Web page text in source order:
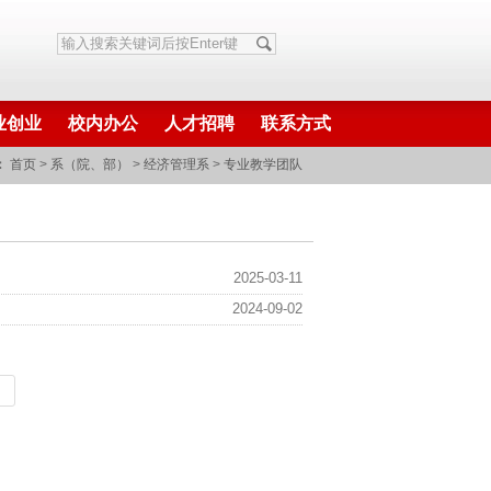
创业 校内办公 人才招聘 联系方式
首页 > 系（院、部） > 经济管理系 > 专业教学团队
2025-03-11
2024-09-02